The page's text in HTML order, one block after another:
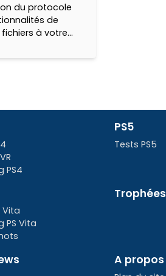
du protocole
de
à votre
à installer quoi
ajouter
serveur Ubuntu
PS4
PS5
Tests PS5
Vita
PS Vita
Trophées
A propos